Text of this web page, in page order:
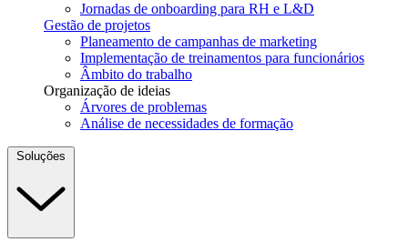
Jornadas de onboarding para RH e L&D
Gestão de projetos
Planeamento de campanhas de marketing
Implementação de treinamentos para funcionários
Âmbito do trabalho
Organização de ideias
Árvores de problemas
Análise de necessidades de formação
Soluções